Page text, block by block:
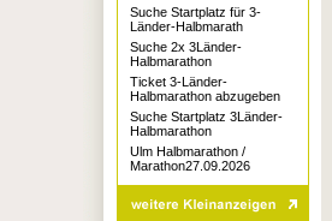
Suche Startplatz für 3-
Länder-Halbmarath
Suche 2x 3Länder-
Halbmarathon
Ticket 3-Länder-
Halbmarathon abzugeben
Suche Startplatz 3Länder-
Halbmarathon
Ulm Halbmarathon /
Marathon27.09.2026